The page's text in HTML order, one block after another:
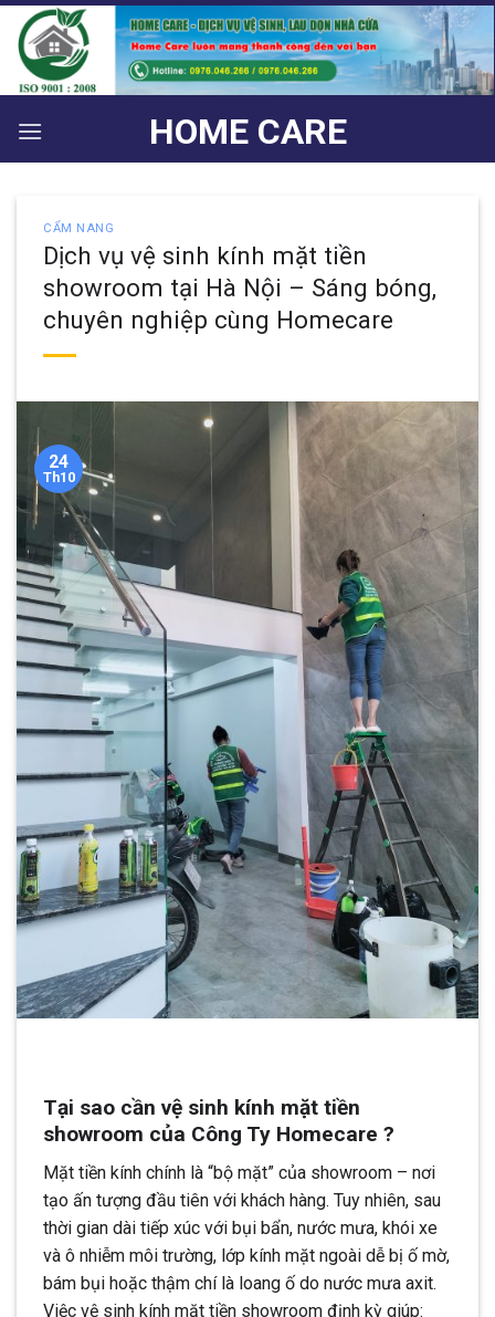
Bỏ
qua
nội
dung
HOME CARE
CẨM NANG
Dịch vụ vệ sinh kính mặt tiền
showroom tại Hà Nội – Sáng bóng,
chuyên nghiệp cùng Homecare
24
Th10
Tại sao cần vệ sinh kính mặt tiền
showroom của Công Ty Homecare ?
Mặt tiền kính chính là “bộ mặt” của showroom – nơi
tạo ấn tượng đầu tiên với khách hàng. Tuy nhiên, sau
thời gian dài tiếp xúc với bụi bẩn, nước mưa, khói xe
và ô nhiễm môi trường, lớp kính mặt ngoài dễ bị ố mờ,
bám bụi hoặc thậm chí là loang ố do nước mưa axit.
Việc vệ sinh kính mặt tiền showroom định kỳ giúp: